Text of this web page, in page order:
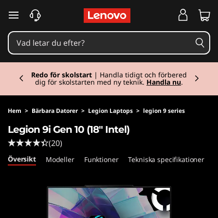
e
g
o
n
9
hoppa vidare till huvudinnehållet
Redo för skolstart | Handla tidigt och förbered
dig för skolstarten med ny teknik. Handla nu.
Hem > Bärbara Datorer > Legion Laptops > legion 9 series
Legion 9i Gen 10 (18" Intel)
(20)
Översikt Modeller Funktioner Tekniska specifikationer